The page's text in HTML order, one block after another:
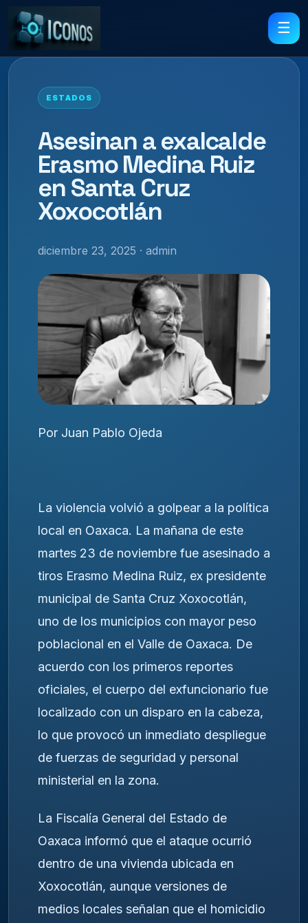
☰
ESTADOS
Asesinan a exalcalde
Erasmo Medina Ruiz
en Santa Cruz
Xoxocotlán
diciembre 23, 2025 · admin
Por Juan Pablo Ojeda
La violencia volvió a golpear a la política
local en Oaxaca. La mañana de este
martes 23 de noviembre fue asesinado a
tiros Erasmo Medina Ruiz, ex presidente
municipal de Santa Cruz Xoxocotlán,
uno de los municipios con mayor peso
poblacional en el Valle de Oaxaca. De
acuerdo con los primeros reportes
oficiales, el cuerpo del exfuncionario fue
localizado con un disparo en la cabeza,
lo que provocó un inmediato despliegue
de fuerzas de seguridad y personal
ministerial en la zona.
La Fiscalía General del Estado de
Oaxaca informó que el ataque ocurrió
dentro de una vivienda ubicada en
Xoxocotlán, aunque versiones de
medios locales señalan que el homicidio